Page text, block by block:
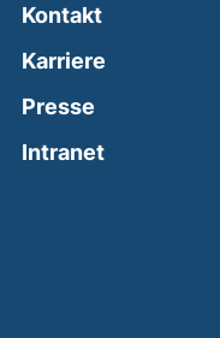
Kontakt
Karriere
Presse
Intranet(external